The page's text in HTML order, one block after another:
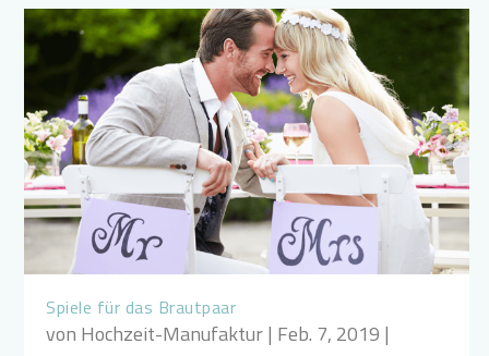
Spiele für das Brautpaar
von Hochzeit-Manufaktur| Feb. 7, 2019 |